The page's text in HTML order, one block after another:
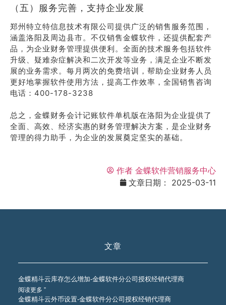
（五）服务完善，支持企业发展
郑州特立特信息技术有限公司提供广泛的销售服务范围，
涵盖洛阳及周边县市。不仅销售金蝶软件，还提供配套产
品，为企业财务管理提供便利。全面的技术服务包括软件
升级、疑难杂症解决和二次开发等业务，满足企业不断发
展的业务需求。每月两次的免费培训，帮助企业财务人员
更好地掌握软件使用方法，提高工作效率，全国销售咨询
电话：400-178-3238
总之，金蝶财务会计记账软件单机版在洛阳为企业提供了
全面、高效、经济实惠的财务管理解决方案，是企业财务
管理的得力助手，为企业的发展奠定坚实的基础。
作者 金蝶软件营销服务中心
文章日期：
2025-03-11
文章
金蝶精斗云库存怎么增加-金蝶软件分公司授权经销代理商
阅读更多 ”
金蝶精斗云外币设置-金蝶软件分公司授权经销代理商